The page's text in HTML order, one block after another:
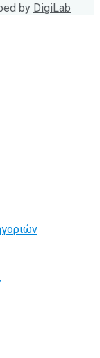
by DigiLab